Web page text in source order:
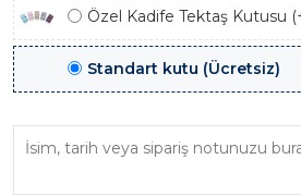
Özel Kadife Tektaş Kutusu
Standart kutu (Ücretsiz)